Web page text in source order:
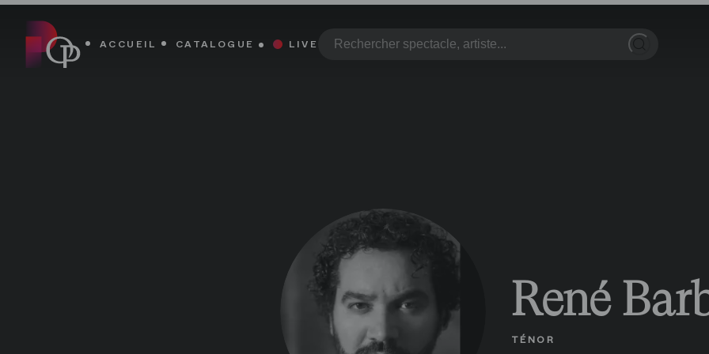
René Barbera - Paris Opera Play
René Barbera - Paris Opera Play
ACCUEIL CATALOGUE LIVE
René
TÉNOR